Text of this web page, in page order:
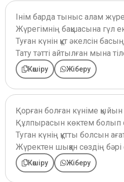
Інім барда тыныс алам
Жүрегімнің бақшасына гүл
Туған күнін құт әкелсін
Тату тәтті айтылған мына
Көшіру Жіберу
Қорған болған күніме
Құлпырасын көктем болып
Туган күнің құтты болсын
Жүректен шыққан сөздің бәрі
Көшіру Жіберу